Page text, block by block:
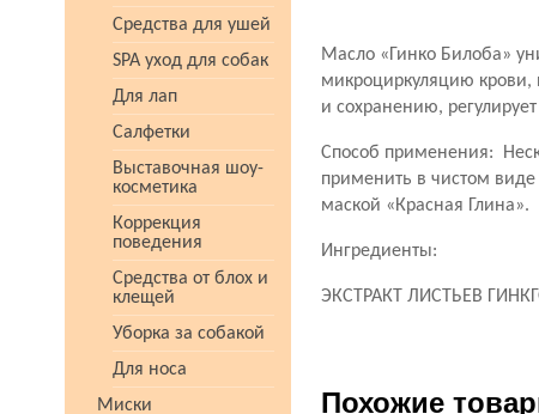
Средства для ушей
SPA уход для собак
Для лап
Салфетки
Выставочная шоу-
косметика
Коррекция
поведения
Средства от блох и
клещей
Уборка за собакой
Для носа
Миски
Масло «Гинко Билоба»
микроциркуляцию крови,
и сохранению,
Способ применения:
применить в чистом виде
маской «Красная Глина».
Ингредиенты:
ЭКСТРАКТ ЛИСТЬЕВ
Похожие